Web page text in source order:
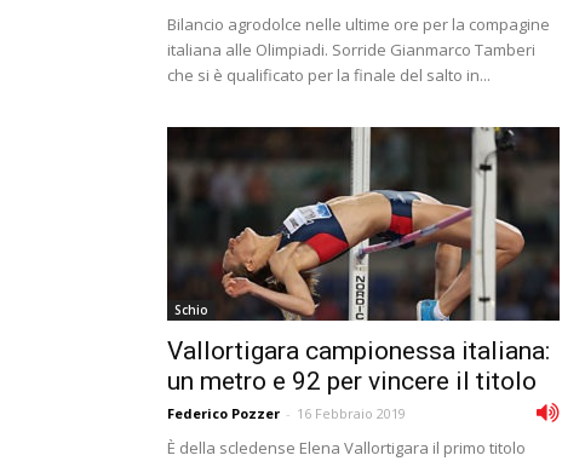
Bilancio agrodolce nelle ultime ore per la compagine
italiana alle Olimpiadi. Sorride Gianmarco Tamberi
che si è qualificato per la finale del salto in...
Schio
Vallortigara campionessa italiana:
un metro e 92 per vincere il titolo
Federico Pozzer - 16 Febbraio 2019
È della scledense Elena Vallortigara il primo titolo